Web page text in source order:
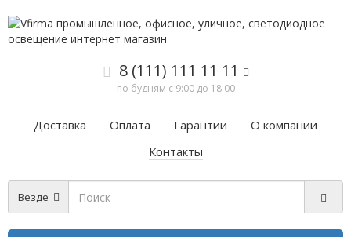
8 (111) 111 11 11
по будням с 9:00 до 18:00
Доставка Оплата Гарантии
О компании
Контакты
Везде